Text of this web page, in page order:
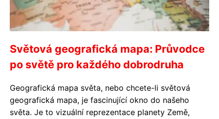
Světová geografická mapa: Průvodce
po světě pro každého dobrodruha
Geografická mapa světa, nebo chcete-li světová
geografická mapa, je fascinující okno do našeho
světa. Je to vizuální reprezentace planety Země,